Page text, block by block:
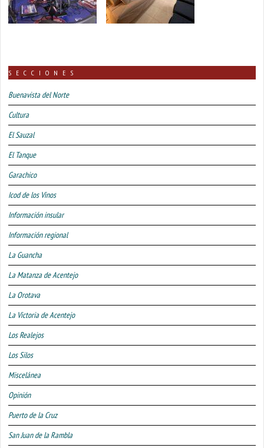
SECCIONES
Buenavista del Norte
Cultura
El Sauzal
El Tanque
Garachico
Icod de los Vinos
Información insular
Información regional
La Guancha
La Matanza de Acentejo
La Orotava
La Victoria de Acentejo
Los Realejos
Los Silos
Miscelánea
Opinión
Puerto de la Cruz
San Juan de la Rambla